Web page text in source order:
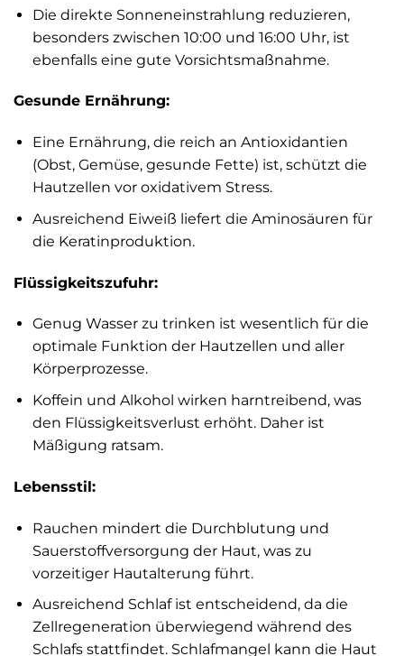
Die direkte Sonneneinstrahlung reduzieren,
besonders zwischen 10:00 und 16:00 Uhr, ist
ebenfalls eine gute Vorsichtsmaßnahme.
Gesunde Ernährung:
Eine Ernährung, die reich an Antioxidantien
(Obst, Gemüse, gesunde Fette) ist, schützt die
Hautzellen vor oxidativem Stress.
Ausreichend Eiweiß liefert die Aminosäuren für
die Keratinproduktion.
Flüssigkeitszufuhr:
Genug Wasser zu trinken ist wesentlich für die
optimale Funktion der Hautzellen und aller
Körperprozesse.
Koffein und Alkohol wirken harntreibend, was
den Flüssigkeitsverlust erhöht. Daher ist
Mäßigung ratsam.
Lebensstil:
Rauchen mindert die Durchblutung und
Sauerstoffversorgung der Haut, was zu
vorzeitiger Hautalterung führt.
Ausreichend Schlaf ist entscheidend, da die
Zellregeneration überwiegend während des
Schlafs stattfindet. Schlafmangel kann die Haut